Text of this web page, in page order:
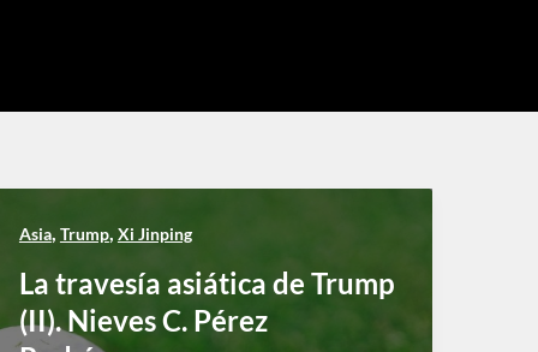
Asia, Trump, Xi Jinping
La travesía asiática de Trump
(II). Nieves C. Pérez